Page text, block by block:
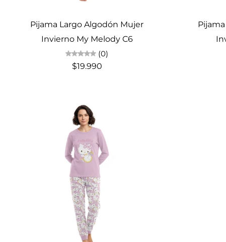
Pijama Largo Algodón Mujer
Invierno My Melody C6
(0)
$19.990